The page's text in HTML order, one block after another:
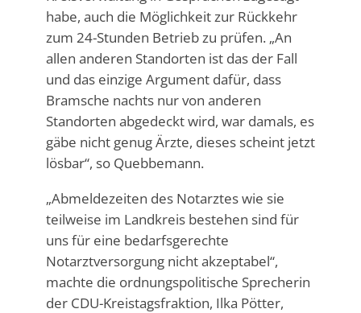
habe, auch die Möglichkeit zur Rückkehr
zum 24-Stunden Betrieb zu prüfen. „An
allen anderen Standorten ist das der Fall
und das einzige Argument dafür, dass
Bramsche nachts nur von anderen
Standorten abgedeckt wird, war damals, es
gäbe nicht genug Ärzte, dieses scheint jetzt
lösbar“, so Quebbemann.
„Abmeldezeiten des Notarztes wie sie
teilweise im Landkreis bestehen sind für
uns für eine bedarfsgerechte
Notarztversorgung nicht akzeptabel“,
machte die ordnungspolitische Sprecherin
der CDU-Kreistagsfraktion, Ilka Pötter,